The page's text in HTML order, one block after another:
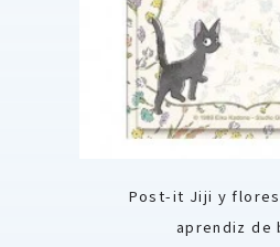
Post-it Jiji y
aprendiz de